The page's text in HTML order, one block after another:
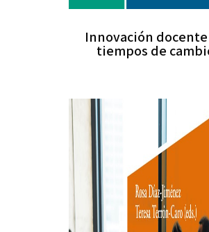
Innovación
tiempos de